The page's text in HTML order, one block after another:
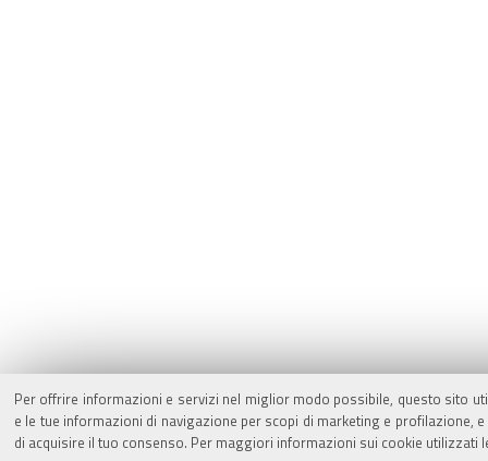
Per offrire informazioni e servizi nel miglior modo possibile, questo sito
e le tue informazioni di navigazione per scopi di marketing e
di acquisire il tuo consenso. Per maggiori informazioni sui cookie utilizzati